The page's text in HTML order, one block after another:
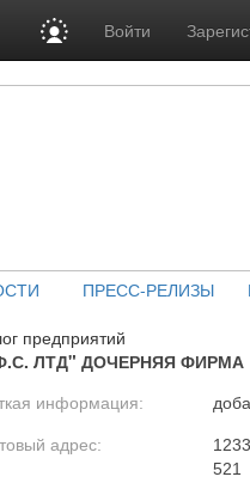
Войти
ПРЕСС-РЕЛИЗЫ
предприятий
ЛТД" ДОЧЕРНЯЯ ФИРМА
информация:
адрес:
521